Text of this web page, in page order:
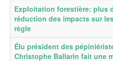
Exploitation forestière: plus
réduction des impacts sur
règle
Élu président des
Christophe Ballarin fait une